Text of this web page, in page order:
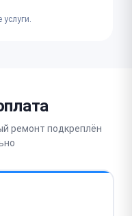
ремонт подкреплён